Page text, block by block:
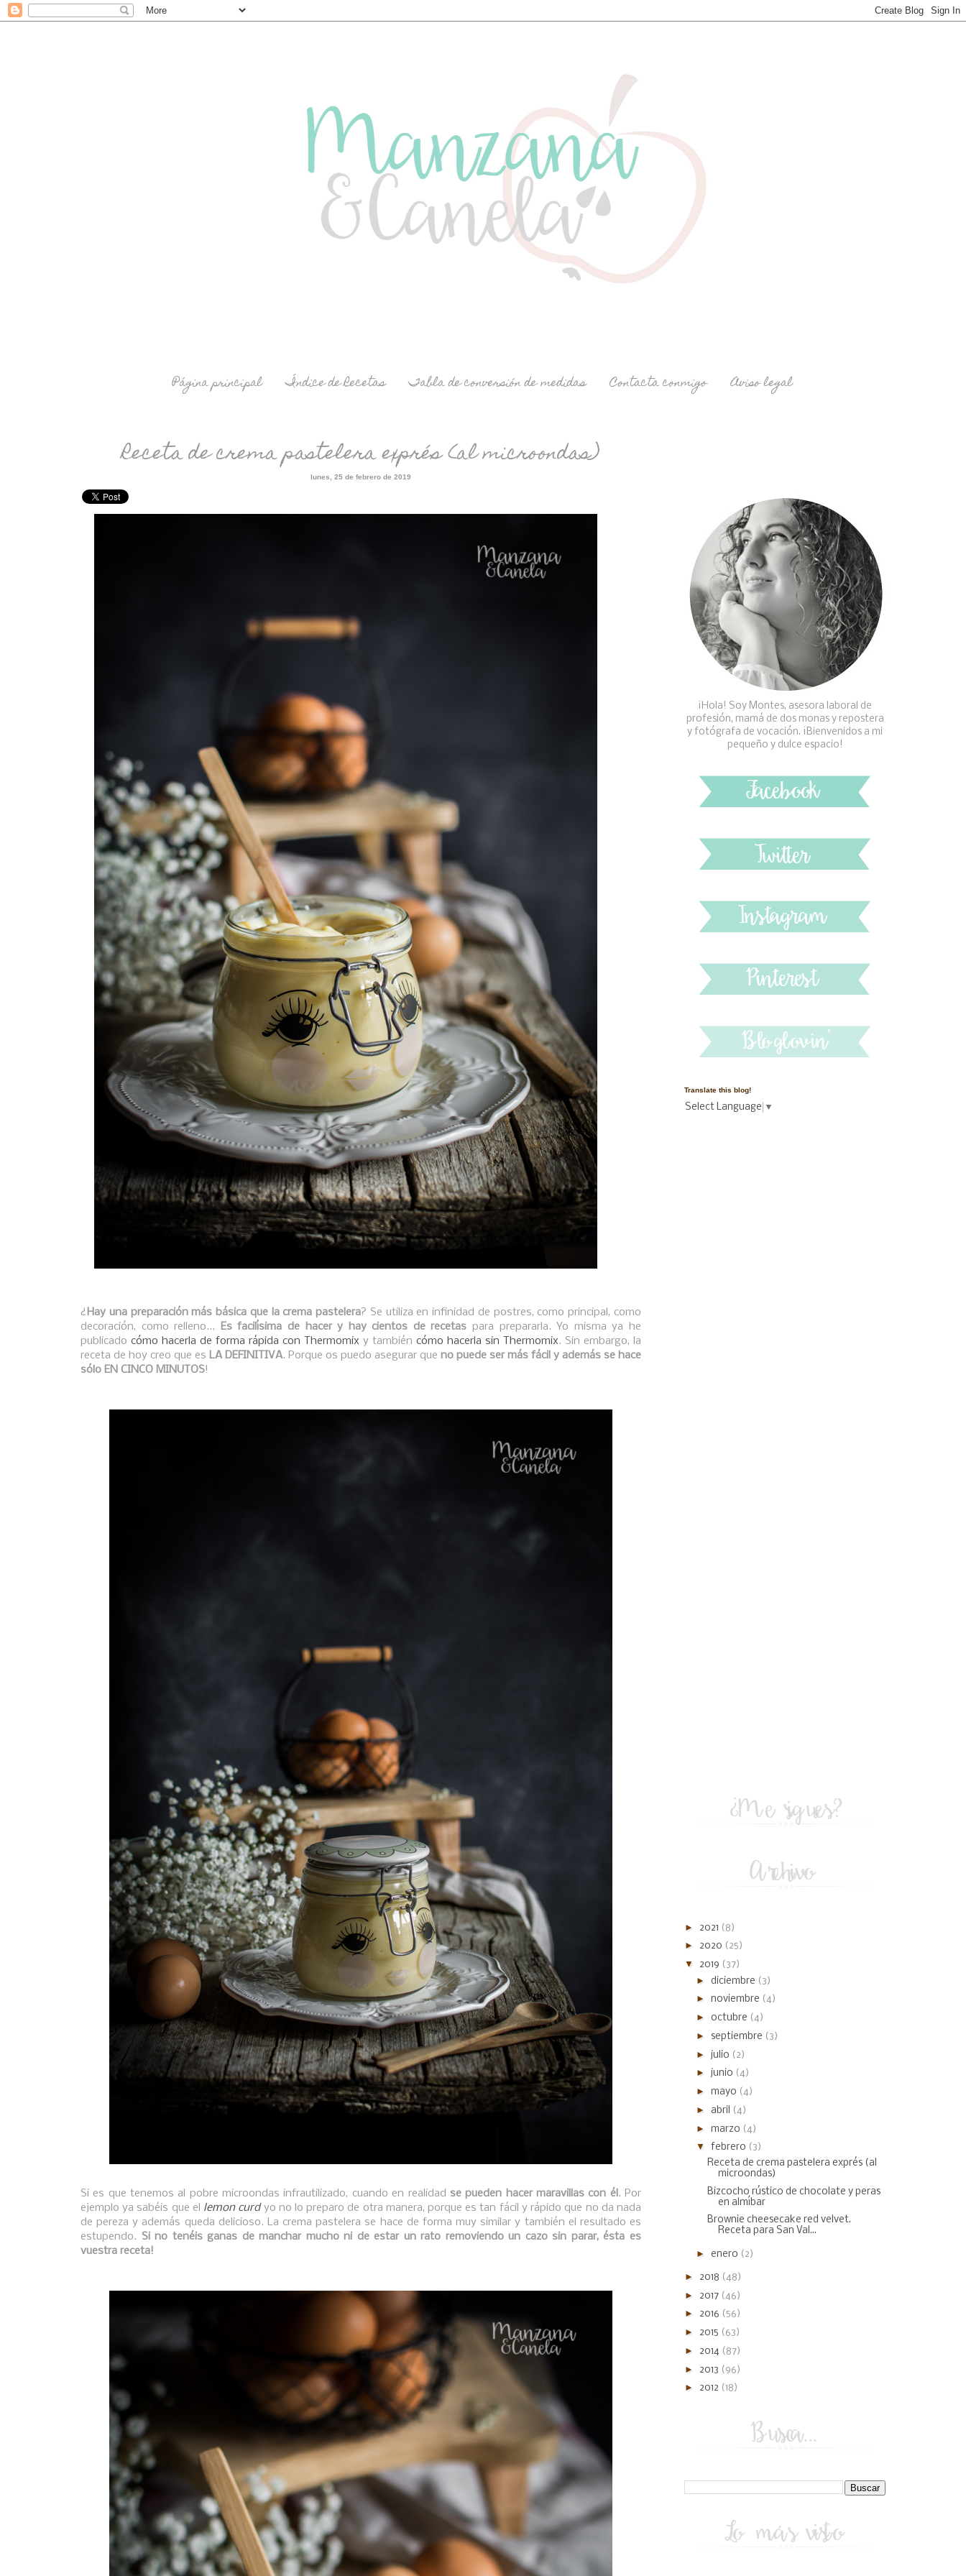
Página principal Índice de Recetas Tabla de conversión de medidas Contacta conmigo Aviso legal
Receta de crema pastelera exprés (al microondas)
lunes, 25 de febrero de 2019
¿ Hay una preparación más básica que la crema pastelera? Se utiliza en infinidad de postres, como principal, como
decoración, como relleno...
Es facilísima de hacer y hay cientos de recetas para prepararla. Yo misma ya he
publicado cómo hacerla de forma rápida con Thermomix y también cómo hacerla sin Thermomix. Sin embargo, la
receta de hoy creo que es LA DEFINITIVA. Porque os puedo asegurar que no puede ser más fácil y además se hace
sólo EN CINCO MINUTOS!
Si es que tenemos al pobre microondas infrautilizado, cuando en realidad se pueden hacer maravillas con él . Por
ejemplo ya sabéis que el lemon curdyo no lo preparo de otra manera, porque es tan fácil y rápido que no da nada
de pereza y además queda delicioso. La crema pastelera se hace de forma muy similar y también el resultado es
estupendo. Si no tenéis ganas de manchar mucho ni de estar un rato removiendo un cazo sin parar, ésta es
vuestra receta!
¡Hola! Soy Montes, asesora laboral de
profesión, mamá de dos monas y repostera
y fotógrafa de vocación. ¡Bienvenidos a mi
pequeño y dulce espacio!
Translate this blog!
Select Language ▼
► 2021 (8)
► 2020 (25)
▼ 2019 (37)
► diciembre (3)
► noviembre (4)
► octubre (4)
► septiembre (3)
► julio (2)
► junio (4)
► mayo (4)
► abril (4)
► marzo (4)
▼ febrero (3)
Receta de crema pastelera exprés (al
microondas)
Bizcocho rústico de chocolate y peras
en almíbar
Brownie cheesecake red velvet.
Receta para San Val...
► enero (2)
► 2018 (48)
► 2017 (46)
► 2016 (56)
► 2015 (63)
► 2014 (87)
► 2013 (96)
► 2012 (18)